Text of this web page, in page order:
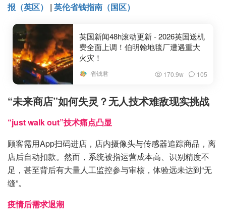
报（英区）
| 英伦省钱指南（国区）
英国新闻48h滚动更新 - 2026英国送机
费全面上调！伯明翰地毯厂遭遇重大
火灾！
省钱君 170.9w 105
“未来商店”如何失灵？无人技术难敌现实挑战
“just walk out”技术痛点凸显
顾客需用App扫码进店，店内摄像头与传感器追踪商品，离
店后自动扣款。然而，系统被指运营成本高、识别精度不
足，甚至背后有大量人工监控参与审核，体验远未达到“无
缝”。
疫情后需求退潮